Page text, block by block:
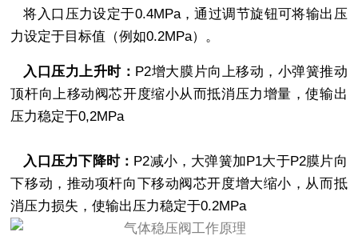
将入口压力设定于0.4MPa，通过调节旋钮可将输出压
力设定于目标值（例如0.2MPa）。
入口压力上升时： P2增大膜片向上移动，小弹簧推动
顶杆向上移动阀芯开度缩小从而抵消压力增量，使输出
压力稳定于0,2MPa
入口压力下降时： P2减小，大弹簧加P1大于P2膜片向
下移动，推动项杆向下移动阀芯开度增大缩小，从而抵
消压力损失，使输出压力稳定于0.2MPa